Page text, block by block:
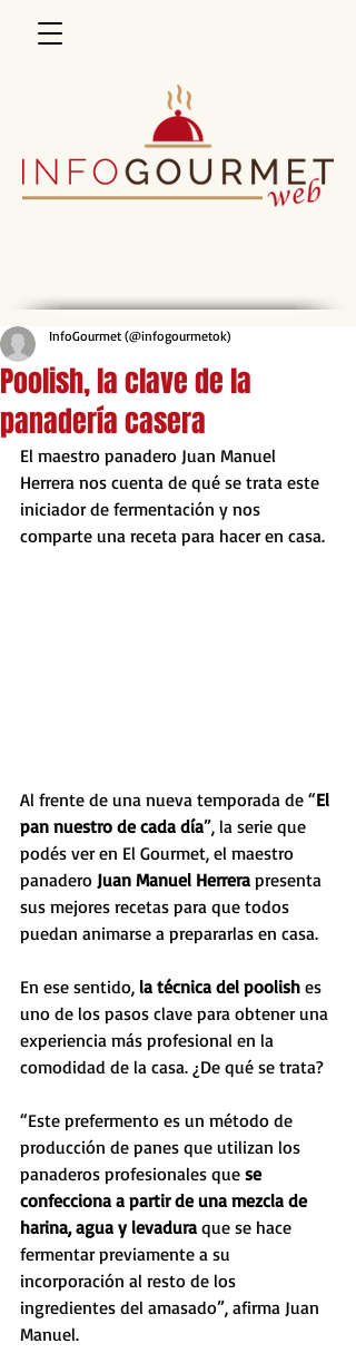
Poolish, la clave de la
panadería casera
InfoGourmet (@infogourmetok)
El maestro panadero Juan Manuel
Herrera nos cuenta de qué se trata este
iniciador de fermentación y nos
comparte una receta para hacer en casa.
Al frente de una nueva temporada de “El
pan nuestro de cada día”, la serie que
podés ver en El Gourmet, el maestro
panadero Juan Manuel Herrera presenta
sus mejores recetas para que todos
puedan animarse a prepararlas en casa.
En ese sentido, la técnica del poolish es
uno de los pasos clave para obtener una
experiencia más profesional en la
comodidad de la casa. ¿De qué se trata?
“Este prefermento es un método de
producción de panes que utilizan los
panaderos profesionales que se
confecciona a partir de una mezcla de
harina, agua y levadura que se hace
fermentar previamente a su
incorporación al resto de los
ingredientes del amasado”, afirma Juan
Manuel.